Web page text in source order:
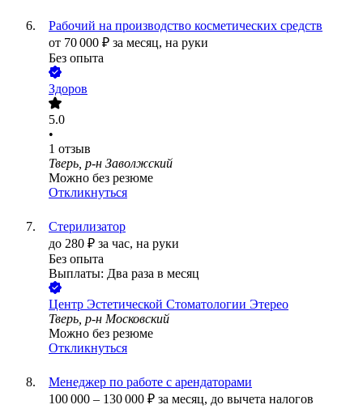
Рабочий на производство косметических средств
от 70 000 ₽ за месяц, на руки
Без опыта
Здоров
5.0
•
1 отзыв
Тверь, р-н Заволжский
Можно без резюме
Откликнуться
Стерилизатор
до 280 ₽ за час, на руки
Без опыта
Выплаты: Два раза в месяц
Центр Эстетической Стоматологии Этерео
Тверь, р-н Московский
Можно без резюме
Откликнуться
Менеджер по работе с арендаторами
100 000 – 130 000 ₽ за месяц, до вычета налогов